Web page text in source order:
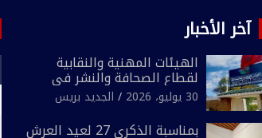
آخر الأخبار
الهيئات المهنية والنقابية
لقطاع الصحافة والنشر في
المغرب تعلن رفضها القاطع
لـ”أي أجندة انتخابية مُعدة على
مقاس سياسي ومصلحي ضيق”
30 يوليو، 2026 الجديد بريس
بمناسبة الذكرى 27 لعيد العرش